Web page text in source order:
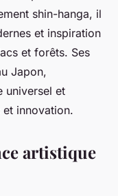
shin-hanga, il
et inspiration
et forêts. Ses
Japon,
universel et
innovation.
artistique